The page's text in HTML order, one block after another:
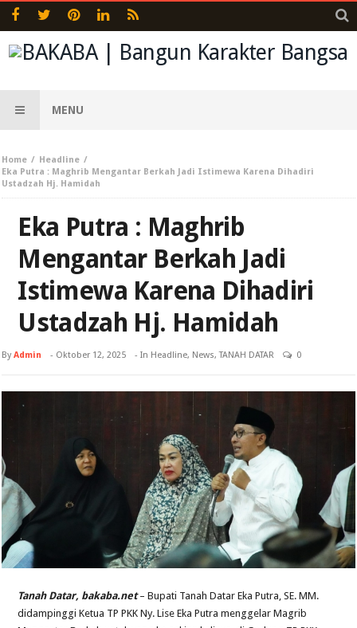
MENU
Home
Headline
Eka Putra : Maghrib Mengantar Berkah Jadi Istimewa Karena Dihadiri
Ustadzah Hj. Hamidah
Eka Putra : Maghrib
Mengantar Berkah Jadi
Istimewa Karena Dihadiri
Ustadzah Hj. Hamidah
ByAdmin - Oktober 12, 2025 - In Headline, News,TANAH DATAR 0
Tanah Datar, bakaba.net– Bupati Tanah Datar Eka Putra, SE. MM.
didampinggi Ketua TP PKK Ny. Lise Eka Putra menggelar Magrib